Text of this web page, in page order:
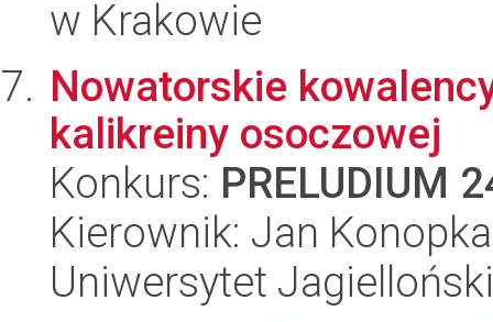
w Krakowie
Nowatorskie
kalikreiny osoczowej
Konkurs: PRELUDIUM
Kierownik: Jan Konopka
Uniwersytet Jagielloński